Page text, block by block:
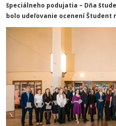
špeciálneho podujatia – Dňa
bolo udeľovanie ocenení Študent